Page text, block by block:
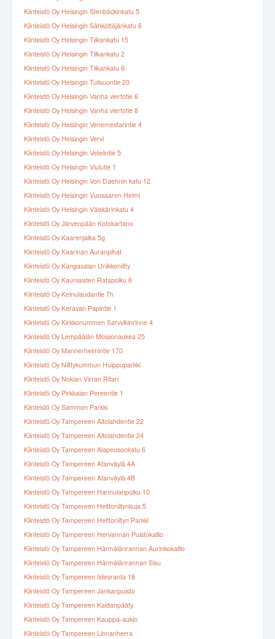
Kiinteistö Oy Helsingin Stenbäckinkatu 5
Kiinteistö Oy Helsingin Sähköttäjänkatu 6
Kiinteistö Oy Helsingin Tilkankatu 15
Kiinteistö Oy Helsingin Tilkankatu 2
Kiinteistö Oy Helsingin Tilkankatu 6
Kiinteistö Oy Helsingin Tulisuontie 20
Kiinteistö Oy Helsingin Vanha viertotie 6
Kiinteistö Oy Helsingin Vanha viertotie 8
Kiinteistö Oy Helsingin Venemestarintie 4
Kiinteistö Oy Helsingin Vervi
Kiinteistö Oy Helsingin Vetelintie 5
Kiinteistö Oy Helsingin Viulutie 1
Kiinteistö Oy Helsingin Von Daehnin katu 12
Kiinteistö Oy Helsingin Vuosaaren Helmi
Kiinteistö Oy Helsingin Välskärinkatu 4
Kiinteistö Oy Järvenpään Kotokartano
Kiinteistö Oy Kaarenjalka 5g
Kiinteistö Oy Kaarinan Auranpihat
Kiinteistö Oy Kangasalan Unikkoniitty
Kiinteistö Oy Kauniaisten Ratapolku 6
Kiinteistö Oy Keinulaudantie 7h
Kiinteistö Oy Keravan Papintie 1
Kiinteistö Oy Kirkkonummen Sarvvikinrinne 4
Kiinteistö Oy Lempäälän Moisionaukea 25
Kiinteistö Oy Mannerheimintie 170
Kiinteistö Oy Niittykummun Huippuparkki
Kiinteistö Oy Nokian Virran Ritari
Kiinteistö Oy Pirkkalan Pereentie 1
Kiinteistö Oy Sammon Parkki
Kiinteistö Oy Tampereen Aitolahdentie 22
Kiinteistö Oy Tampereen Aitolahdentie 24
Kiinteistö Oy Tampereen Alapeusonkatu 6
Kiinteistö Oy Tampereen Atanväylä 4A
Kiinteistö Oy Tampereen Atanväylä 4B
Kiinteistö Oy Tampereen Hannulanpolku 10
Kiinteistö Oy Tampereen Heittoniitynkuja 5
Kiinteistö Oy Tampereen Heittoniityn Parkki
Kiinteistö Oy Tampereen Hervannan Puistokallio
Kiinteistö Oy Tampereen Härmälänrannan Aurinkokallio
Kiinteistö Oy Tampereen Härmälänrannan Sisu
Kiinteistö Oy Tampereen Iidesranta 18
Kiinteistö Oy Tampereen Jankanpuisto
Kiinteistö Oy Tampereen Kaidanpääty
Kiinteistö Oy Tampereen Kauppa-aukio
Kiinteistö Oy Tampereen Linnanherra